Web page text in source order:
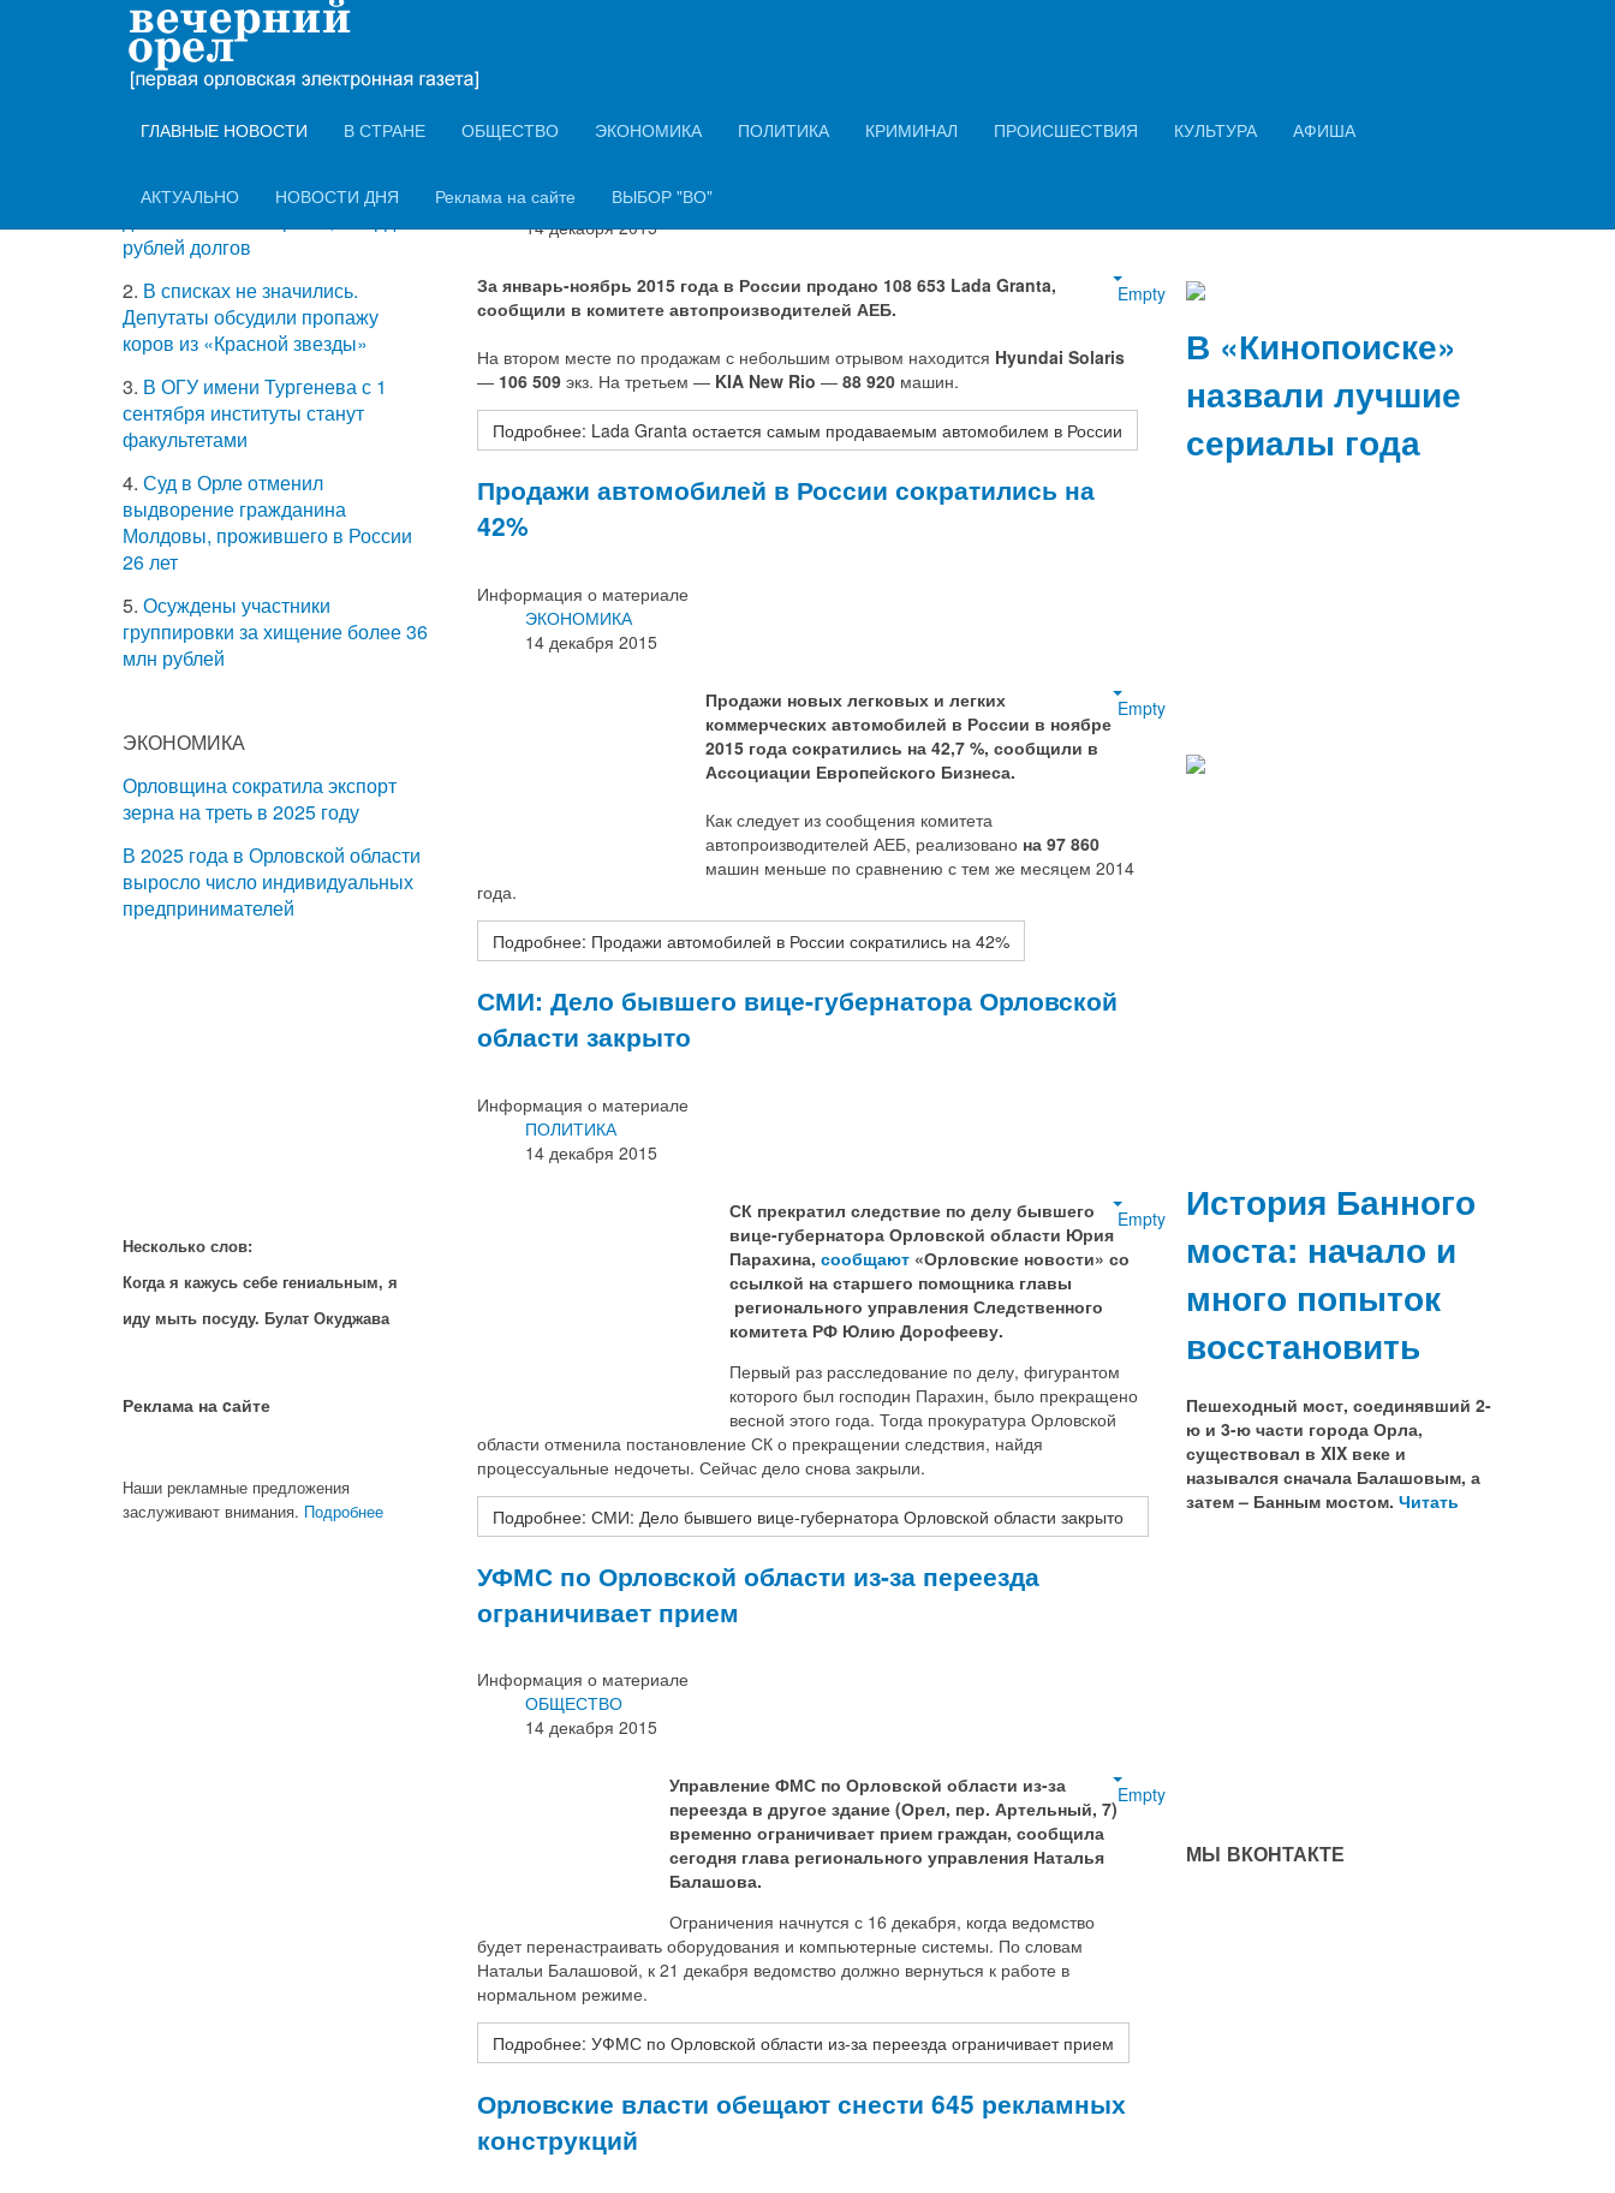
ГЛАВНЫЕ НОВОСТИ В СТРАНЕ ОБЩЕСТВО ЭКОНОМИКА ПОЛИТИКА КРИМИНАЛ ПРОИСШЕСТВИЯ КУЛЬТУРА АФИША
АКТУАЛЬНО НОВОСТИ ДНЯ Реклама на сайте ВЫБОР "ВО"
Lada Granta остается самым продаваемым
ЭКОНОМИКА
14 декабря 2015
Empty
За январь-ноябрь 2015 года в России продано 108 653 Lada Granta,
сообщили в комитете автопроизводителей АЕБ.
На втором месте по продажам с небольшим отрывом находится Hyundai Solaris
— 106 509 экз. На третьем — KIA New Rio — 88 920 машин.
Подробнее: Lada Granta остается самым продаваемым автомобилем в России
Продажи автомобилей в России сократились на
42%
Информация о материале
ЭКОНОМИКА
14 декабря 2015
Empty
Продажи новых легковых и легких
коммерческих автомобилей в России в ноябре
2015 года сократились на 42,7 %, сообщили в
Ассоциации Европейского Бизнеса.
Как следует из сообщения комитета
автопроизводителей АЕБ, реализовано на 97 860
машин меньше по сравнению с тем же месяцем 2014
года.
Подробнее: Продажи автомобилей в России сократились на 42%
СМИ: Дело бывшего вице-губернатора Орловской
области закрыто
Информация о материале
ПОЛИТИКА
14 декабря 2015
Empty
СК прекратил следствие по делу бывшего
вице-губернатора Орловской области Юрия
Парахина, сообщают «Орловские новости» со
ссылкой на старшего помощника главы
регионального управления Следственного
комитета РФ Юлию Дорофееву.
Первый раз расследование по делу, фигурантом
которого был господин Парахин, было прекращено
весной этого года. Тогда прокуратура Орловской
области отменила постановление СК о прекращении следствия, найдя
процессуальные недочеты. Сейчас дело снова закрыли.
Подробнее: СМИ: Дело бывшего вице-губернатора Орловской области закрыто
УФМС по Орловской области из-за переезда
ограничивает прием
Информация о материале
ОБЩЕСТВО
14 декабря 2015
Empty
Управление ФМС по Орловской области из-за
переезда в другое здание (Орел, пер. Артельный, 7)
временно ограничивает прием граждан, сообщила
сегодня глава регионального управления Наталья
Балашова.
Ограничения начнутся с 16 декабря, когда ведомство
будет перенастраивать оборудования и компьютерные системы. По словам
Натальи Балашовой, к 21 декабря ведомство должно вернуться к работе в
нормальном режиме.
Подробнее: УФМС по Орловской области из-за переезда ограничивает прием
Орловские власти обещают снести 645 рекламных
конструкций
ТОП-5 самых
читаемых новостей
1.Жители аварийных домов
рублей долгов
2. В списках не значились.
Депутаты обсудили пропажу
коров из «Красной звезды»
3. В ОГУ имени Тургенева с 1
сентября институты станут
факультетами
4. Суд в Орле отменил
выдворение гражданина
Молдовы, прожившего в России
26 лет
5. Осуждены участники
группировки за хищение более 36
млн рублей
ЭКОНОМИКА
Орловщина сократила экспорт
зерна на треть в 2025 году
В 2025 года в Орловской области
выросло число индивидуальных
предпринимателей
Несколько слов:
Когда я кажусь себе гениальным, я
иду мыть посуду. Булат Окуджава
Реклама на cайте
Наши рекламные предложения
заслуживают внимания. Подробнее
В «Кинопоиске»
назвали лучшие
сериалы года
История Банного
моста: начало и
много попыток
восстановить
Пешеходный мост, соединявший 2-
ю и 3-ю части города Орла,
существовал в XIX веке и
назывался сначала Балашовым, а
затем – Банным мостом. Читать
МЫ ВКОНТАКТЕ